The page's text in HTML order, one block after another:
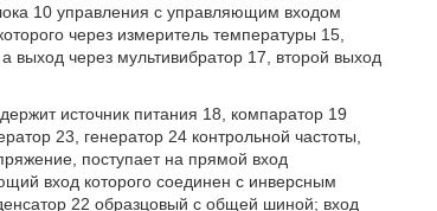
10 управления с управляющим входом
через измеритель температуры 15,
выход через мультивибратор 17, второй выход
источник питания 18, компаратор 19
23, генератор 24 контрольной частоты,
поступает на прямой вход
вход которого соединен с инверсным
22 образцовый с общей шиной; вход